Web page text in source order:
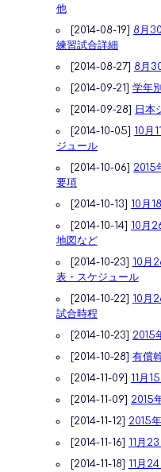
他
[2014-08-19] 8月
練習試合詳細
[2014-08-27] 8月
[2014-09-21] 学年
[2014-09-28]
日本
[2014-10-05] 10月
ジュール
[2014-10-06] 2015
要項
[2014-10-13] 10月
[2014-10-14] 10月
地図など
[2014-10-23] 10月
表・スケジュール
[2014-10-22] 10月
試合時程
[2014-10-23] 2015
[2014-10-28] 有償
[2014-11-09] 11月
[2014-11-09] 2015
[2014-11-12] 2015
[2014-11-16] 11月
[2014-11-18] 11月